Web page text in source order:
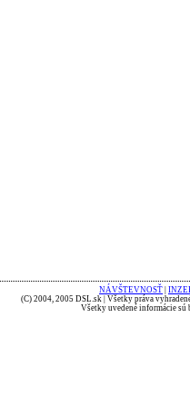
NÁVŠTEVNOSŤ
(C) 2004, 2005 DSL.sk | Všetky práva
Všetky uvedené informácie sú